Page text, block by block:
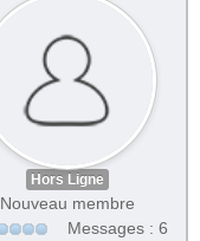
Hors Ligne
Nouveau membre
Messages : 6